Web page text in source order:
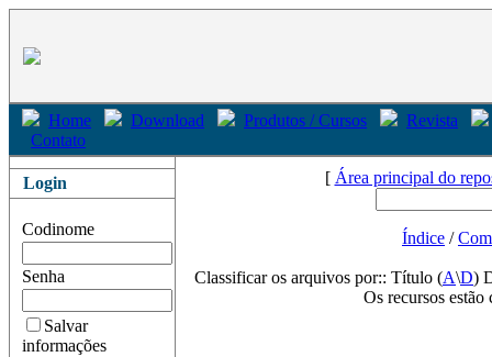
Home Download Produtos / Cursos
Revista
Contato
Login
Codinome
Senha
Salvar
informações
[ Área principal do
Índice /
Classificar os arquivos por:: Título (A\D)
Os recursos